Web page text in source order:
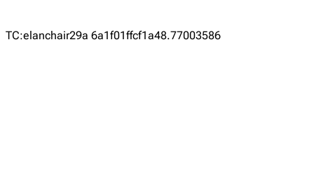
TC:elanchair29a 6a1f01ffcf1a48.77003586